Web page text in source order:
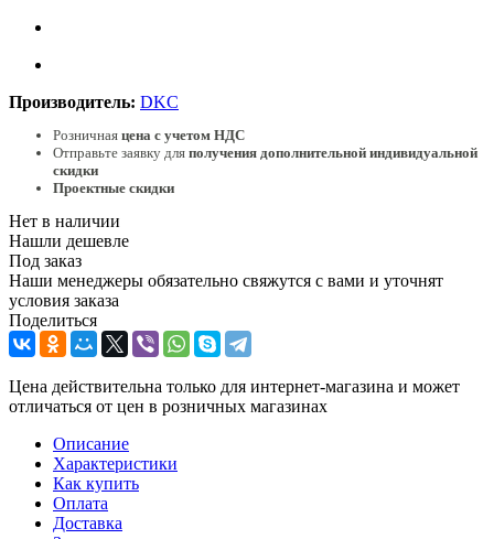
Производитель: DKC
Розничная цена с учетом НДС
Отправьте заявку для получения дополнительной индивидуальной
скидки
Проектные скидки
Нет в наличии
Нашли дешевле
Под заказ
Наши менеджеры обязательно свяжутся с вами и уточнят
условия заказа
Поделиться
Цена действительна только для интернет-магазина и может
отличаться от цен в розничных магазинах
Описание
Характеристики
Как купить
Оплата
Доставка